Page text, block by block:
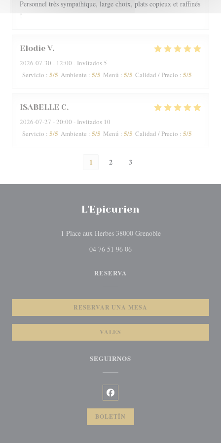
Personnel très sympathique, large choix, plats copieux et raffinés
!
Elodie V
2026-07-30 - 12:00 - Invitados 5
Servicio : 5/5 Ambiente : 5/5 Menú : 5/5 Calidad / Precio : 5/5
ISABELLE C
2026-07-27 - 20:00 - Invitados 10
Servicio : 5/5 Ambiente : 5/5 Menú : 5/5 Calidad / Precio : 5/5
1 2 3
L'Epicurien
1 Place aux Herbes 38000 Grenoble((abre en una nueva
04 76 51 96 06
RESERVA
RESERVAR UNA MESA
VALES
SEGUIRNOS
Facebook ((abre en una nueva
BOLETÍN